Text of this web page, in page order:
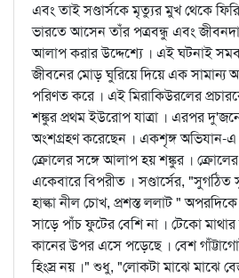
এবং তাই সণ্ডার্সকে মৃত্যুর মুখ থেকে
ভারতে আসেন তাঁর পত্রবন্ধু এবং
আলাপ করার উদ্দেশ্যে । এই ঘটনাই
জীবনের মোড় ঘুরিয়ে দিয়ে এক সামান্য
পরিণত করে । এই মিরাকিউরলের
শঙ্কুর প্রথম ইউরোপ যাত্রা । এরপর
অংশগ্রহণ করেছেন । একশৃঙ্গ অভিযান-এ
ক্রোলের সঙ্গে আলাপ হয় শঙ্কুর । ক্রোলের
একেবারে বিপরীত । সণ্ডার্সের, "সুগঠিত
হাল্কা নীল চোখ, প্রশস্ত ললাট "
সাড়ে পাঁচ ফুটের বেশি না । টেকো
কানের উপর এসে পড়েছে । বেশ
হিংস্র নয় ।" শুধু, "লোকটা মাঝে মাঝে